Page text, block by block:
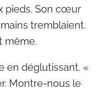
pieds. Son cœur
tremblaient.
même.
en déglutissant. «
Montre-nous le